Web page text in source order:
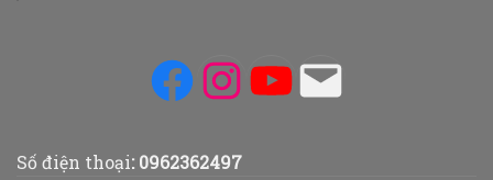
Facebook
Instagram
YouTube
Số điện thoại:0962362497